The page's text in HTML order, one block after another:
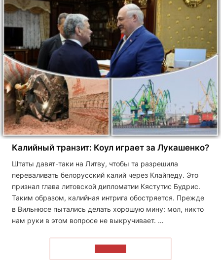
Калийный транзит: Коул играет за Лукашенко?
Штаты давят-таки на Литву, чтобы та разрешила
переваливать белорусский калий через Клайпеду. Это
признал глава литовской дипломатии Кястутис Будрис.
Таким образом, калийная интрига обостряется. Прежде
в Вильнюсе пытались делать хорошую мину: мол, никто
нам руки в этом вопросе не выкручивает. …